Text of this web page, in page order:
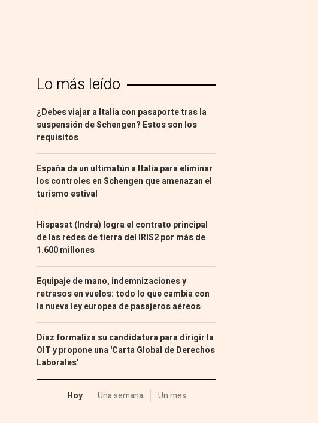
Lo más leído
¿Debes viajar a Italia con pasaporte tras la
suspensión de Schengen? Estos son los
requisitos
España da un ultimatún a Italia para eliminar
los controles en Schengen que amenazan el
turismo estival
Hispasat (Indra) logra el contrato principal
de las redes de tierra del IRIS2 por más de
1.600 millones
Equipaje de mano, indemnizaciones y
retrasos en vuelos: todo lo que cambia con
la nueva ley europea de pasajeros aéreos
Díaz formaliza su candidatura para dirigir la
OIT y propone una 'Carta Global de Derechos
Laborales'
Hoy Una semana Un mes